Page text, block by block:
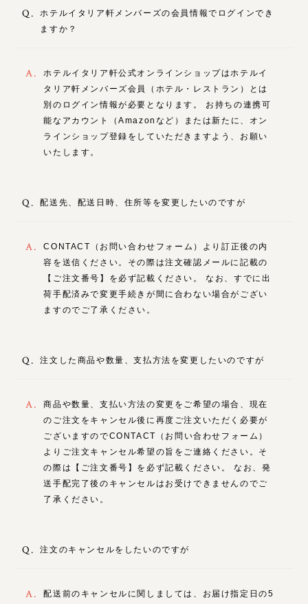
Q.
ホテルイタリア軒メンバーズの会員情報でログインでき
ますか？
A.
ホテルイタリア軒公式オンラインショップはホテルイ
タリア軒メンバーズ会員（ホテル・レストラン）とは
別のログイン情報が必要となります。 お持ちの連携可
能なアカウント（Amazonなど）または新たに、オン
ラインショップ登録をしていただきますよう、お願い
いたします。
Q. 配送先、配送日時、住所等を変更したいのですが
A.
CONTACT（お問い合わせフォーム）より訂正後の内
容を送信ください。その際は注文確認メールに記載の
【ご注文番号】を必ず記載ください。 なお、すでに出
荷手配済みで変更手続きが間に合わない場合がござい
ますのでご了承ください。
Q. 注文した商品や数量、支払方法を変更したいのですが
A.
商品や数量、支払い方法の変更をご希望の場合、現在
のご注文をキャンセル後に再度ご注文いただく必要が
ございますのでCONTACT（お問い合わせフォーム）
よりご注文キャンセル希望の旨をご連絡ください。そ
の際は【ご注文番号】を必ず記載ください。 なお、発
送手配完了後のキャンセルはお受けできませんのでご
了承ください。
Q. 注文のキャンセルをしたいのですが
A.
配送前のキャンセルに関しましては、お届け指定日の5